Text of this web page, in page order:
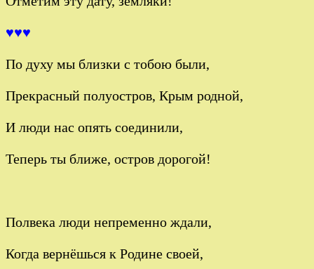
♥♥♥
По духу мы близки с тобою были,
Прекрасный полуостров, Крым родной,
И люди нас опять соединили,
Теперь ты ближе, остров дорогой!
Полвека люди непременно ждали,
Когда вернёшься к Родине своей,